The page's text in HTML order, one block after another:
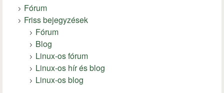
Fórum
Friss bejegyzések
Fórum
Blog
Linux-os fórum
Linux-os hír és blog
Linux-os blog